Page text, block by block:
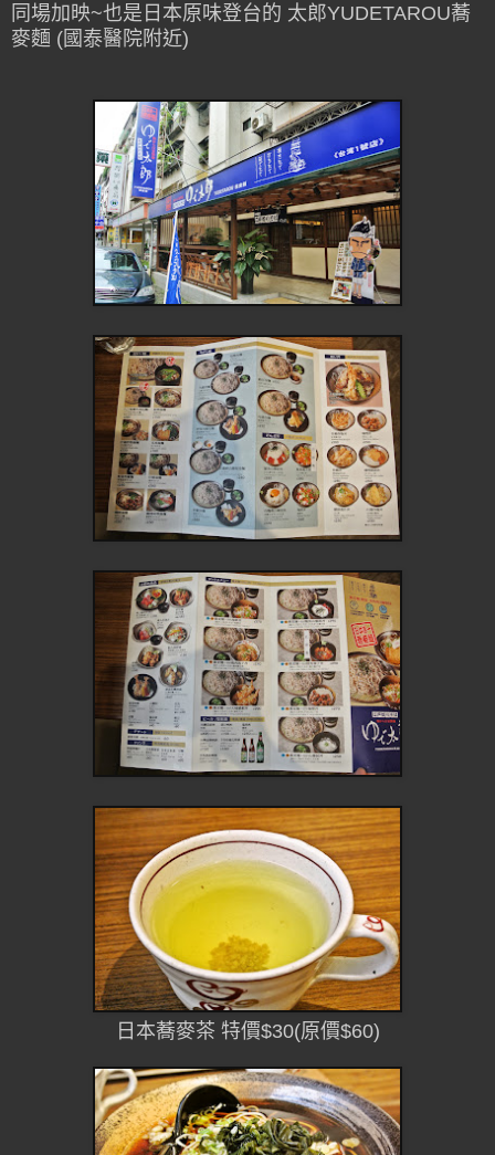
同場加映~也是日本原味登台的 太郎YUDETAROU蕎
麥麵 (國泰醫院附近)
日本蕎麥茶 特價$30(原價$60)